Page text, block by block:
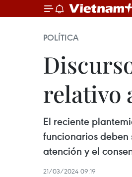
POLÍTICA
relativo
El reciente
funcionarios deben
atención y el
21/03/2024 09:19